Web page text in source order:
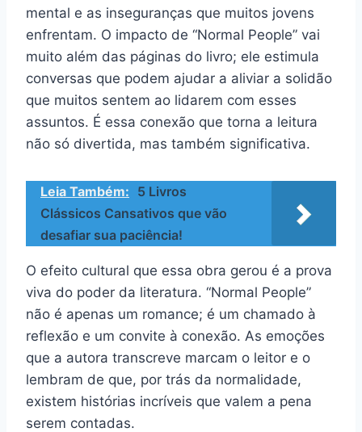
mental e as inseguranças que muitos jovens
enfrentam. O impacto de “Normal People” vai
muito além das páginas do livro; ele estimula
conversas que podem ajudar a aliviar a solidão
que muitos sentem ao lidarem com esses
assuntos. É essa conexão que torna a leitura
não só divertida, mas também significativa.
Leia Também: 5 Livros
Clássicos Cansativos que vão
desafiar sua paciência!
O efeito cultural que essa obra gerou é a prova
viva do poder da literatura. “Normal People”
não é apenas um romance; é um chamado à
reflexão e um convite à conexão. As emoções
que a autora transcreve marcam o leitor e o
lembram de que, por trás da normalidade,
existem histórias incríveis que valem a pena
serem contadas.